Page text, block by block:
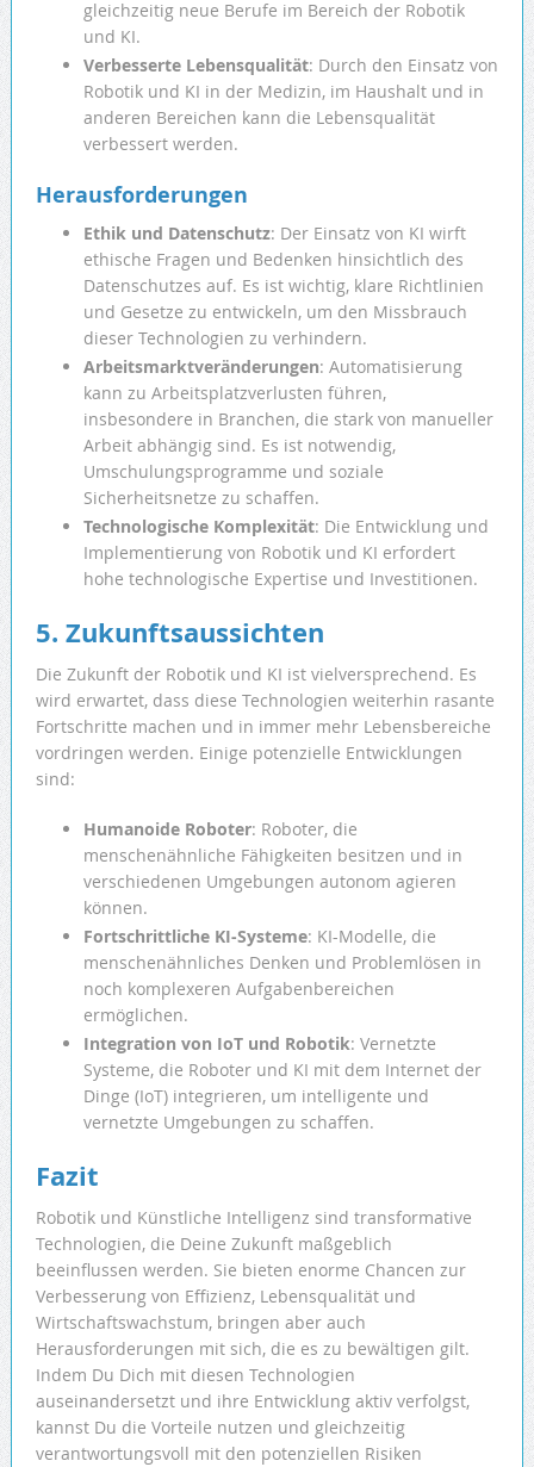
gleichzeitig neue Berufe im Bereich der Robotik
und KI.
Verbesserte Lebensqualität: Durch den Einsatz von
Robotik und KI in der Medizin, im Haushalt und in
anderen Bereichen kann die Lebensqualität
verbessert werden.
Herausforderungen
Ethik und Datenschutz: Der Einsatz von KI wirft
ethische Fragen und Bedenken hinsichtlich des
Datenschutzes auf. Es ist wichtig, klare Richtlinien
und Gesetze zu entwickeln, um den Missbrauch
dieser Technologien zu verhindern.
Arbeitsmarktveränderungen: Automatisierung
kann zu Arbeitsplatzverlusten führen,
insbesondere in Branchen, die stark von manueller
Arbeit abhängig sind. Es ist notwendig,
Umschulungsprogramme und soziale
Sicherheitsnetze zu schaffen.
Technologische Komplexität: Die Entwicklung und
Implementierung von Robotik und KI erfordert
hohe technologische Expertise und Investitionen.
5. Zukunftsaussichten
Die Zukunft der Robotik und KI ist vielversprechend. Es
wird erwartet, dass diese Technologien weiterhin rasante
Fortschritte machen und in immer mehr Lebensbereiche
vordringen werden. Einige potenzielle Entwicklungen
sind:
Humanoide Roboter: Roboter, die
menschenähnliche Fähigkeiten besitzen und in
verschiedenen Umgebungen autonom agieren
können.
Fortschrittliche KI-Systeme: KI-Modelle, die
menschenähnliches Denken und Problemlösen in
noch komplexeren Aufgabenbereichen
ermöglichen.
Integration von IoT und Robotik: Vernetzte
Systeme, die Roboter und KI mit dem Internet der
Dinge (IoT) integrieren, um intelligente und
vernetzte Umgebungen zu schaffen.
Fazit
Robotik und Künstliche Intelligenz sind transformative
Technologien, die Deine Zukunft maßgeblich
beeinflussen werden. Sie bieten enorme Chancen zur
Verbesserung von Effizienz, Lebensqualität und
Wirtschaftswachstum, bringen aber auch
Herausforderungen mit sich, die es zu bewältigen gilt.
Indem Du Dich mit diesen Technologien
auseinandersetzt und ihre Entwicklung aktiv verfolgst,
kannst Du die Vorteile nutzen und gleichzeitig
verantwortungsvoll mit den potenziellen Risiken